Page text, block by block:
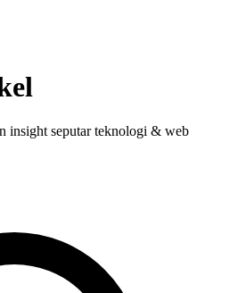
insight seputar teknologi & web